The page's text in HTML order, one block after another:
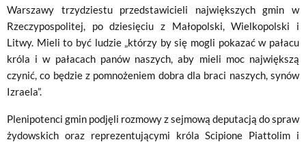
Warszawy trzydziestu przedstawicieli największych gmin w
Rzeczypospolitej, po dziesięciu z Małopolski, Wielkopolski i
Litwy. Mieli to być ludzie „którzy by się mogli pokazać w pałacu
króla i w pała­cach panów naszych, aby mieli moc największą
czynić, co będzie z pomnoże­niem dobra dla braci naszych, synów
Izraela”.
Plenipotenci gmin podjęli rozmowy z sejmową deputacją do spraw
żydowskich oraz reprezentującymi króla Scipione Piattolim i